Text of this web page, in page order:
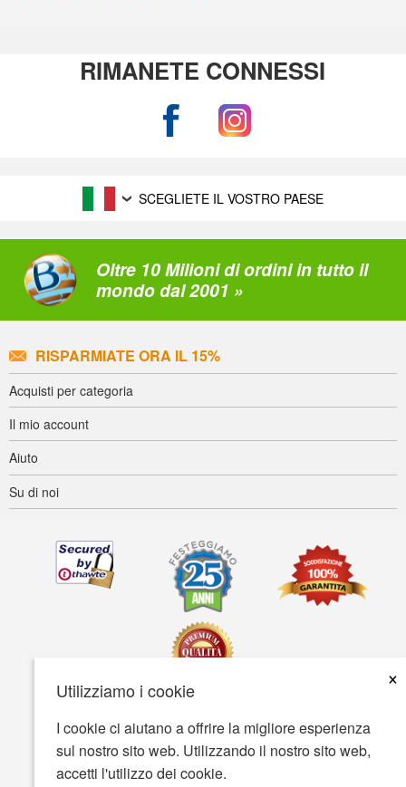
Utilizziamo i cookie
×
I cookie ci aiutano a offrire la migliore esperienza
sul nostro sito web. Utilizzando il nostro sito web,
accetti l'utilizzo dei cookie.
RIMANETE CONNESSI
SCEGLIETE IL VOSTRO PAESE
Oltre 10 Milioni di ordini in tutto il
mondo dal 2001 »
RISPARMIATE ORA IL 15%
Acquisti per categoria
Il mio account
Aiuto
Su di noi
Accessibilità Termini d'uso Tutela della privacy